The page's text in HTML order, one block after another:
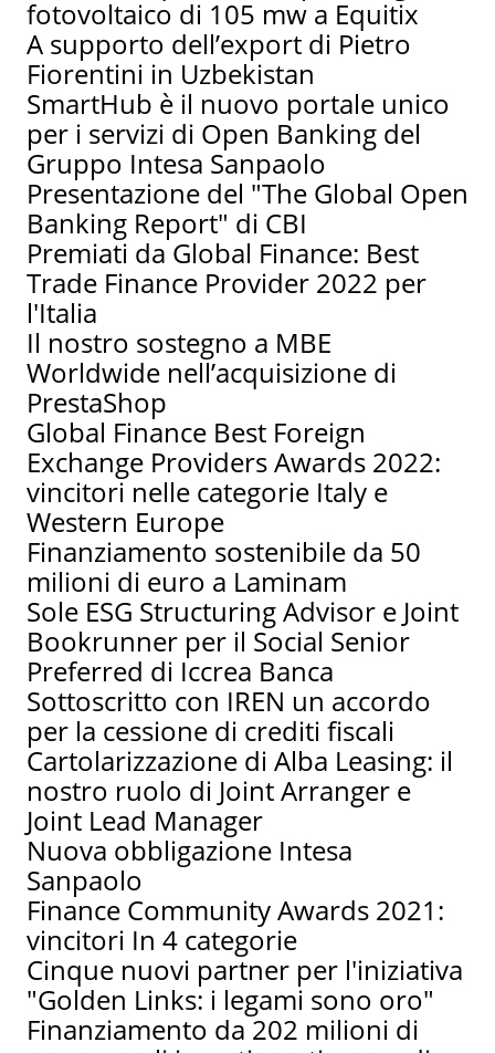
fotovoltaico di 105 mw a Equitix
A supporto dell’export di Pietro
Fiorentini in Uzbekistan
SmartHub è il nuovo portale unico
per i servizi di Open Banking del
Gruppo Intesa Sanpaolo
Presentazione del "The Global Open
Banking Report" di CBI
Premiati da Global Finance: Best
Trade Finance Provider 2022 per
l'Italia
Il nostro sostegno a MBE
Worldwide nell’acquisizione di
PrestaShop
Global Finance Best Foreign
Exchange Providers Awards 2022:
vincitori nelle categorie Italy e
Western Europe
Finanziamento sostenibile da 50
milioni di euro a Laminam
Sole ESG Structuring Advisor e Joint
Bookrunner per il Social Senior
Preferred di Iccrea Banca
Sottoscritto con IREN un accordo
per la cessione di crediti fiscali
Cartolarizzazione di Alba Leasing: il
nostro ruolo di Joint Arranger e
Joint Lead Manager
Nuova obbligazione Intesa
Sanpaolo
Finance Community Awards 2021:
vincitori In 4 categorie
Cinque nuovi partner per l'iniziativa
"Golden Links: i legami sono oro"
Finanziamento da 202 milioni di